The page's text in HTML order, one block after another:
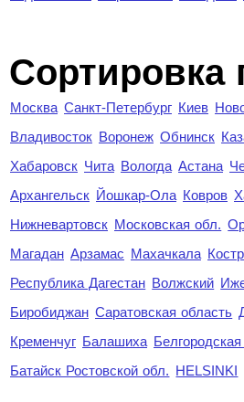
Cортировка
Москва Санкт-Петербург Киев
Владивосток Воронеж Обнинск
Хабаровск Чита Вологда Астана
Архангельск Йошкар-Ола Ковров
Нижневартовск Московская обл.
Магадан Арзамас Махачкала
Республика Дагестан Волжский
Биробиджан Саратовская область
Кременчуг Балашиха
Батайск Ростовской обл. HELSINKI